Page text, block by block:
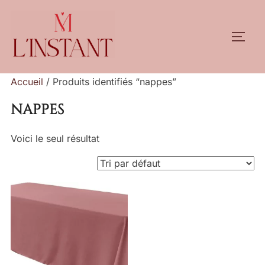
contenu
Accueil / Produits identifiés “nappes”
nappes
Voici le seul résultat